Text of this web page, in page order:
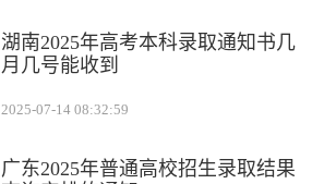
湖南2025年高考本科录取通知书几
月几号能收到
2025-07-14 08:32:59
广东2025年普通高校招生录取结果